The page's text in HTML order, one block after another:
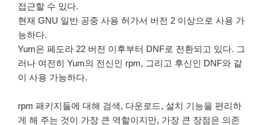
접근할 수 있다.
현재 GNU 일반 공중 사용 허가서 버전 2 이상으로 사용 가
능하다.
Yum은 페도라 22 버전 이후부터 DNF로 전환되고 있다. 그
러나 여전히 Yum의 전신인 rpm, 그리고 후신인 DNF와 같
이 사용 가능하다.
rpm 패키지들에 대해 검색, 다운로드, 설치 기능을 편리하
게 해 주는 것이 가장 큰 역할이지만, 가장 큰 장점은 의존